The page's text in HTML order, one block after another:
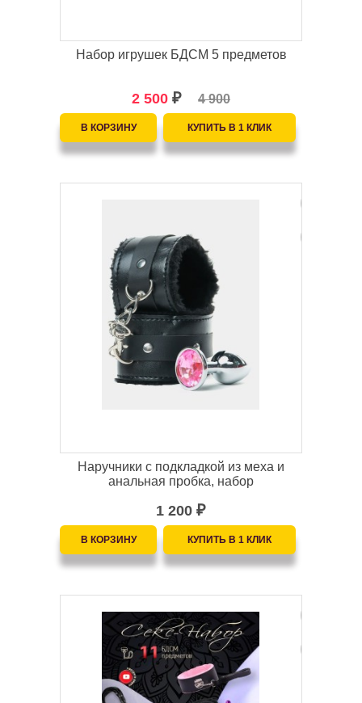
Набор игрушек БДСМ 5 предметов
2 500 ₽ 4 900
Наручники с подкладкой из меха и
анальная пробка, набор
1 200 ₽